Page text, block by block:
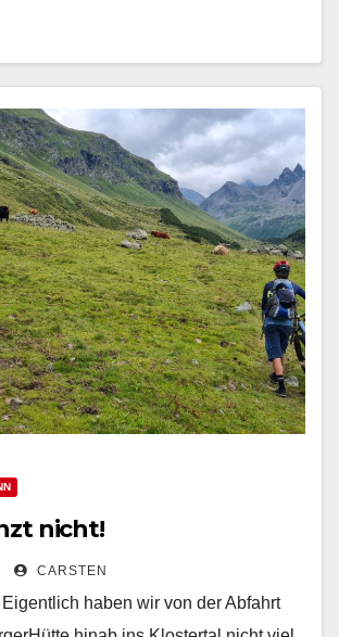
nicht!
CARSTEN
haben wir von der Abfahrt